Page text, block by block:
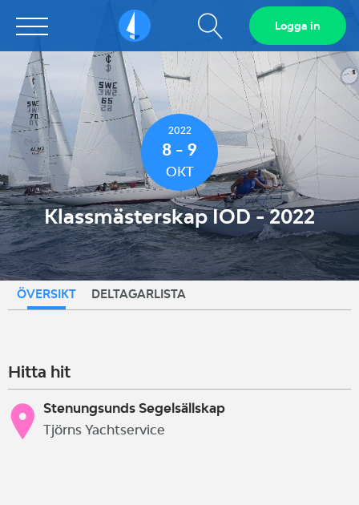
Sailarena Visa
sökfält
Logga in
2022
8 - 9
OKT
Klassmästerskap IOD - 2022
ÖVERSIKT DELTAGARLISTA
Hitta hit
Stenungsunds Segelsällskap
Tjörns Yachtservice